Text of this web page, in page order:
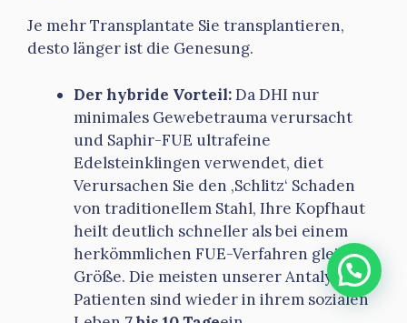
Je mehr Transplantate Sie transplantieren,
desto länger ist die Genesung.
Der hybride Vorteil:Da DHI nur
minimales Gewebetrauma verursacht
und Saphir-FUE ultrafeine
Edelsteinklingen verwendet, diet
Verursachen Sie den ‚Schlitz‘ Schaden
von traditionellem Stahl, Ihre Kopfhaut
heilt deutlich schneller als bei einem
herkömmlichen FUE-Verfahren gleicher
Größe. Die meisten unserer Antalya-
Patienten sind wieder in ihrem sozialen